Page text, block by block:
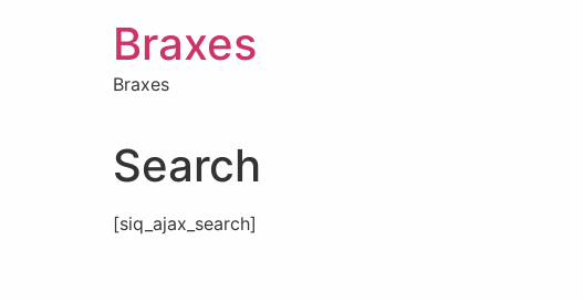
Braxes
Braxes
Search
[siq_ajax_search]